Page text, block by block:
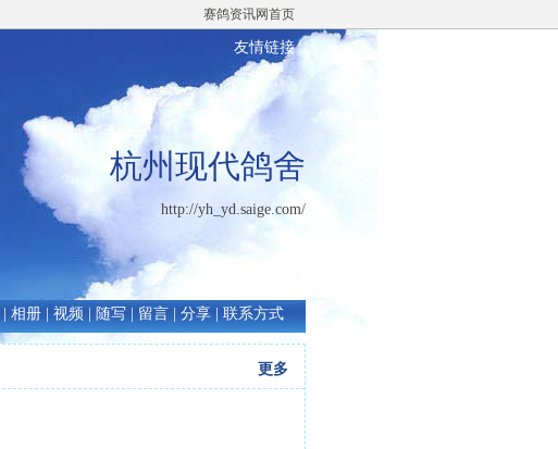
赛鸽资讯网首页
友情链接
杭州现代鸽舍
http://yh_yd.saige.com/
相册 视频 随写 留言 分享 联系方式
更多